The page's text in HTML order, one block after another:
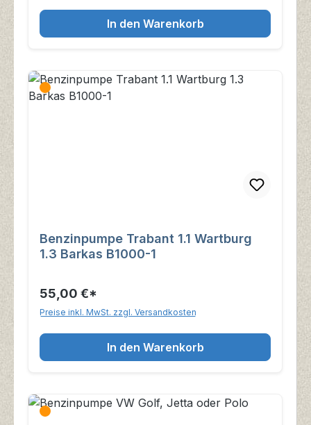
In den Warenkorb
Benzinpumpe Trabant 1.1 Wartburg
1.3 Barkas B1000-1
55,00 €*
Preise inkl. MwSt. zzgl. Versandkosten
In den Warenkorb